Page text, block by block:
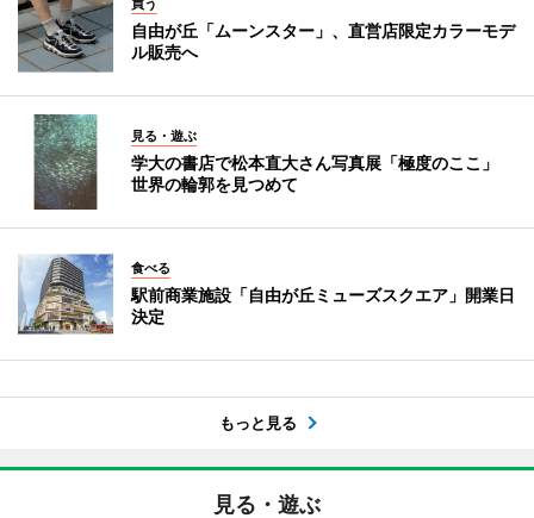
自由が丘「ムーンスター」、直営店限定カラーモデ
ル販売へ
見る・遊ぶ
学大の書店で松本直大さん写真展「極度のここ」
世界の輪郭を見つめて
食べる
駅前商業施設「自由が丘ミューズスクエア」開業日
決定
もっと見る
見る・遊ぶ